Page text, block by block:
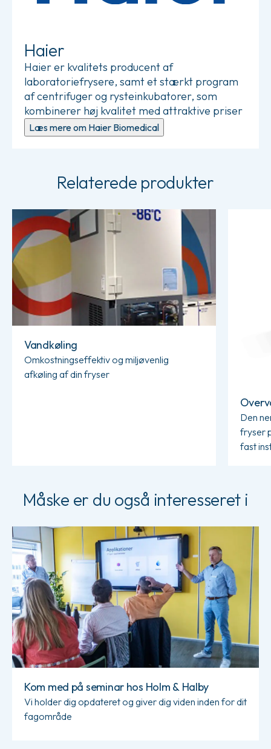
Haier
Haier er kvalitets producent af
laboratoriefrysere, samt et stærkt program
af centrifuger og rysteinkubatorer, som
kombinerer høj kvalitet med attraktive priser
Læs mere om Haier Biomedical
Relaterede produkter
Læs mere om Vandkøling
Vandkøling
Omkostningseffektiv og miljøvenlig
afkøling af din fryser
Den
fryser
fast
Måske er du også interesseret i
Se vores seminarer
Kom med på seminar hos Holm & Halby
Vi holder dig opdateret og giver dig viden inden for dit
fagområde